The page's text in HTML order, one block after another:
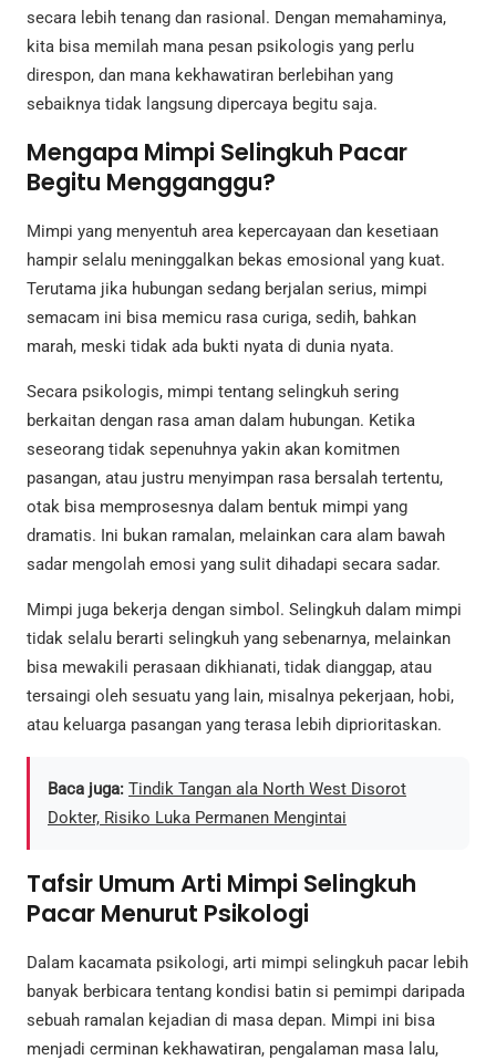
secara lebih tenang dan rasional. Dengan memahaminya,
kita bisa memilah mana pesan psikologis yang perlu
direspon, dan mana kekhawatiran berlebihan yang
sebaiknya tidak langsung dipercaya begitu saja.
Mengapa Mimpi Selingkuh Pacar
Begitu Mengganggu?
Mimpi yang menyentuh area kepercayaan dan kesetiaan
hampir selalu meninggalkan bekas emosional yang kuat.
Terutama jika hubungan sedang berjalan serius, mimpi
semacam ini bisa memicu rasa curiga, sedih, bahkan
marah, meski tidak ada bukti nyata di dunia nyata.
Secara psikologis, mimpi tentang selingkuh sering
berkaitan dengan rasa aman dalam hubungan. Ketika
seseorang tidak sepenuhnya yakin akan komitmen
pasangan, atau justru menyimpan rasa bersalah tertentu,
otak bisa memprosesnya dalam bentuk mimpi yang
dramatis. Ini bukan ramalan, melainkan cara alam bawah
sadar mengolah emosi yang sulit dihadapi secara sadar.
Mimpi juga bekerja dengan simbol. Selingkuh dalam mimpi
tidak selalu berarti selingkuh yang sebenarnya, melainkan
bisa mewakili perasaan dikhianati, tidak dianggap, atau
tersaingi oleh sesuatu yang lain, misalnya pekerjaan, hobi,
atau keluarga pasangan yang terasa lebih diprioritaskan.
Baca juga: Tindik Tangan ala North West Disorot
Dokter, Risiko Luka Permanen Mengintai
Tafsir Umum Arti Mimpi Selingkuh
Pacar Menurut Psikologi
Dalam kacamata psikologi, arti mimpi selingkuh pacar lebih
banyak berbicara tentang kondisi batin si pemimpi daripada
sebuah ramalan kejadian di masa depan. Mimpi ini bisa
menjadi cerminan kekhawatiran, pengalaman masa lalu,